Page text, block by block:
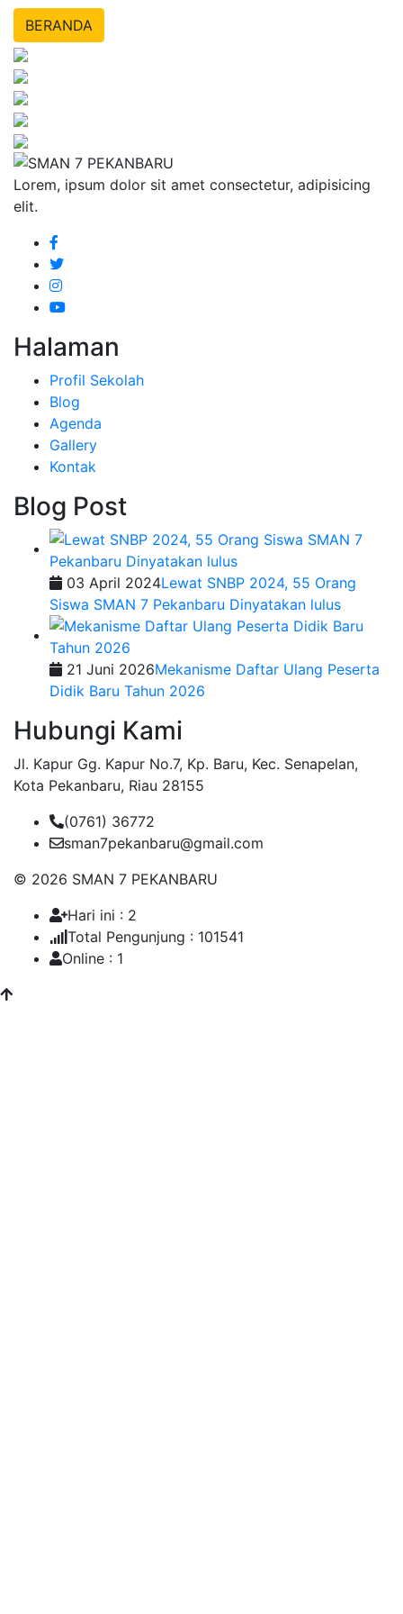
BERANDA
Lorem, ipsum dolor sit amet consectetur, adipisicing
elit.
Halaman
Profil Sekolah
Blog
Agenda
Gallery
Kontak
Blog Post
03 April 2024Lewat SNBP 2024, 55 Orang
Siswa SMAN 7 Pekanbaru Dinyatakan lulus
21 Juni 2026Mekanisme Daftar Ulang Peserta
Didik Baru Tahun 2026
Hubungi Kami
Jl. Kapur Gg. Kapur No.7, Kp. Baru, Kec. Senapelan,
Kota Pekanbaru, Riau 28155
(0761) 36772
sman7pekanbaru@gmail.com
© 2026 SMAN 7 PEKANBARU
Hari ini : 2
Total Pengunjung : 101541
Online : 1